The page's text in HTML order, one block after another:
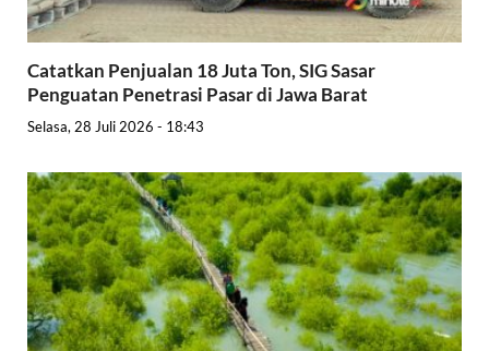
Catatkan Penjualan 18 Juta Ton, SIG Sasar
Penguatan Penetrasi Pasar di Jawa Barat
Selasa, 28 Juli 2026 - 18:43